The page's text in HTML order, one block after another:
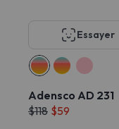
Essayer
Adensco AD 231
$118 $59